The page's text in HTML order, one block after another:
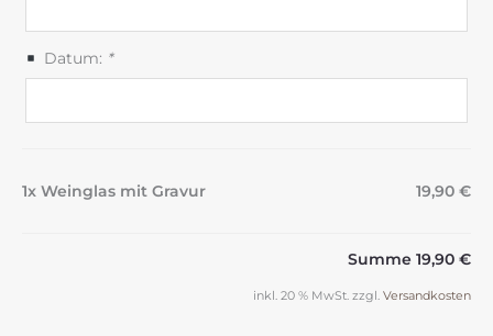
Datum: *
1x Weinglas mit Gravur 19,90 €
Summe 19,90 €
inkl. 20 % MwSt. zzgl. Versandkosten